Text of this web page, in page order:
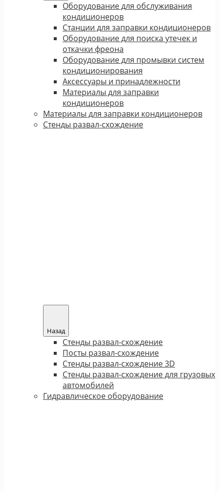
Оборудование для обслуживания
кондиционеров
Станции для заправки кондиционеров
Оборудование для поиска утечек и
откачки фреона
Оборудование для промывки систем
кондиционирования
Аксессуары и принадлежности
Материалы для заправки
кондиционеров
Материалы для заправки кондиционеров
Стенды развал-схождение
Назад
Стенды развал-схождение
Посты развал-схождение
Стенды развал-схождение 3D
Стенды развал-схождение для грузовых
автомобилей
Гидравлическое оборудование